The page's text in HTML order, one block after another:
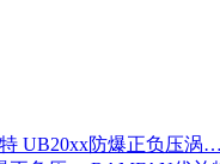
UB20xx防爆正负压涡…